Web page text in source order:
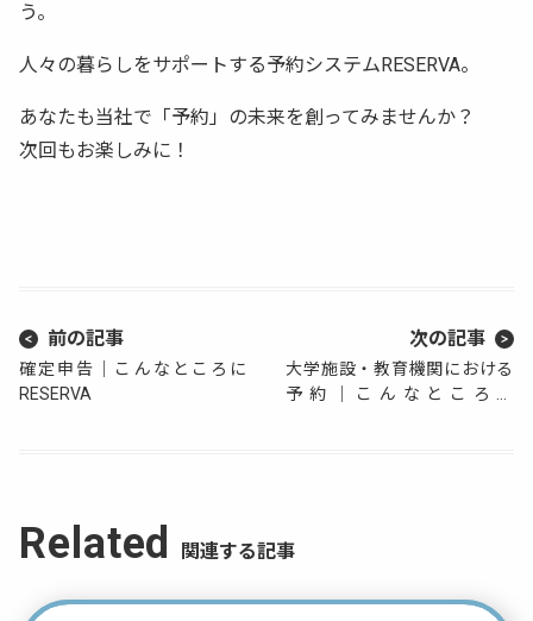
う。
人々の暮らしをサポートする予約システムRESERVA。
あなたも当社で「予約」の未来を創ってみませんか？
次回もお楽しみに！
前の記事
確定申告｜こんなところに
RESERVA
次の記事
大学施設・教育機関における
予約｜こんなところに
Related 関連する記事